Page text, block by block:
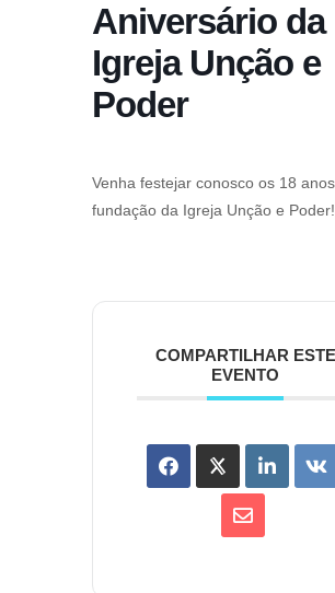
Aniversário da
Igreja Unção e
Poder
Venha festejar conosco os 18
fundação da Igreja Unção e
COMPARTILHAR ESTE
EVENTO